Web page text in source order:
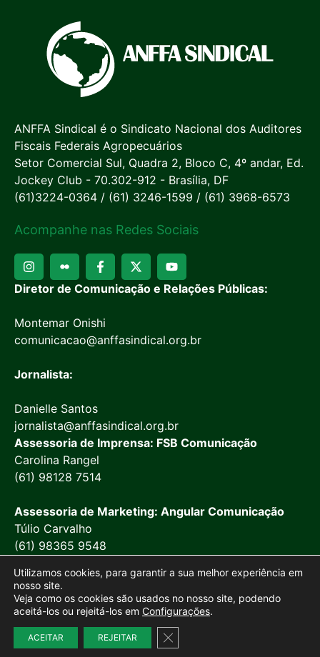
ANFFA Sindical é o Sindicato Nacional dos Auditores
Fiscais Federais Agropecuários
Setor Comercial Sul, Quadra 2, Bloco C, 4º andar, Ed.
Jockey Club - 70.302-912 - Brasília, DF
(61)3224-0364 / (61) 3246-1599 / (61) 3968-6573
Acompanhe nas Redes Sociais
Diretor de Comunicação e Relações Públicas:
Montemar Onishi
comunicacao@anffasindical.org.br
Jornalista:
Danielle Santos
jornalista@anffasindical.org.br
Assessoria de Imprensa: FSB Comunicação
Carolina Rangel
(61) 98128 7514
Assessoria de Marketing: Angular Comunicação
Túlio Carvalho
(61) 98365 9548
Site desenvolvido porMarketing Objetivo
Utilizamos cookies, para garantir a sua melhor experiência em
nosso site.
Veja como os cookies são usados no nosso site, podendo
aceitá-los ou rejeitá-los em Configurações.
ACEITAR REJEITAR Close GDPR Cookie Banner